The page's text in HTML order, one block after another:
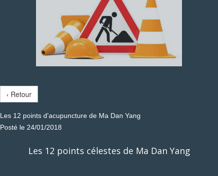
‹ Retour
Les 12 points d'acupuncture de Ma Dan Yang
Posté le 24/01/2018
Les 12 points célestes de Ma Dan Yang